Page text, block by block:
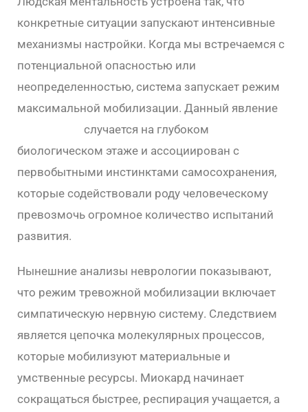
конкретные ситуации запускают интенсивные
механизмы настройки. Когда мы встречаемся с
потенциальной опасностью или
неопределенностью, система запускает режим
максимальной мобилизации. Данный явление
случается на глубоком
биологическом этаже и ассоциирован с
первобытными инстинктами самосохранения,
которые содействовали роду человеческому
превозмочь огромное количество испытаний
развития.
Нынешние анализы неврологии показывают,
что режим тревожной мобилизации включает
симпатическую нервную систему. Следствием
является цепочка молекулярных процессов,
которые мобилизуют материальные и
умственные ресурсы. Миокард начинает
сокращаться быстрее, респирация учащается, а